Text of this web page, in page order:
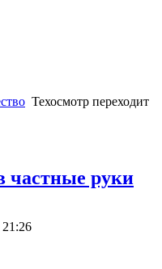
Техосмотр переходит
частные руки